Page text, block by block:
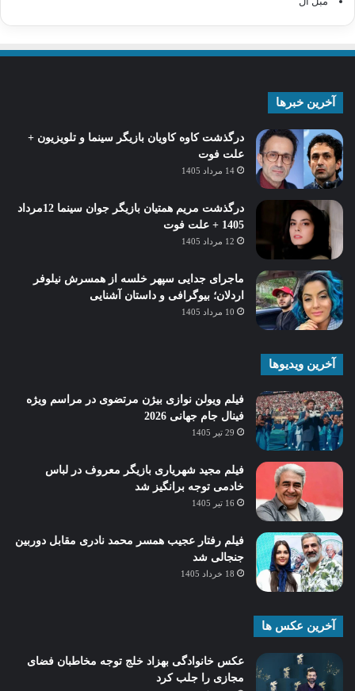
آخرین خبرها
درگذشت کاوه کاویان بازیگر سینما و تلویزیون +
علت فوت
14 مرداد 1405
درگذشت مریم همتیان بازیگر جوان سینما 12مرداد
1405 + علت فوت
12 مرداد 1405
ماجرای جدایی سپهر خلسه از همسرش نیلوفر
اردلان؛ بیوگرافی و داستان آشنایی
10 مرداد 1405
آخرین ویدیوها
فیلم ویولن نوازی بیژن مرتضوی در مراسم ویژه
فینال جام جهانی 2026
29 تیر 1405
فیلم مجید شهریاری بازیگر معروف در لباس
خادمی توجه برانگیز شد
16 تیر 1405
فیلم رفتار عجیب همسر محمد نادری مقابل دوربین
جنجالی شد
18 خرداد 1405
آخرین عکس ها
عکس خانوادگی بهزاد خلج توجه مخاطبان فضای
مجازی را جلب کرد